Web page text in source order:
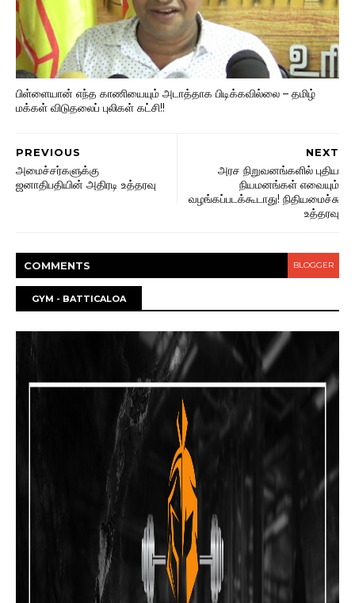
பிள்ளையான் எந்த காணியையும் அடாத்தாக பிடிக்கவில்லை – தமிழ்
மக்கள் விடுதலைப் புலிகள் கட்சி!!
NEXT
அரச நிறுவனங்களில் புதிய
நியமனங்கள் எவையும்
வழங்கப்படக்கூடாது! நிதியமைச்சு
உத்தரவு
PREVIOUS
அமைச்சர்களுக்கு
ஜனாதிபதியின் அதிரடி உத்தரவு
COMMENTS BLOGGER
GYM - BATTICALOA